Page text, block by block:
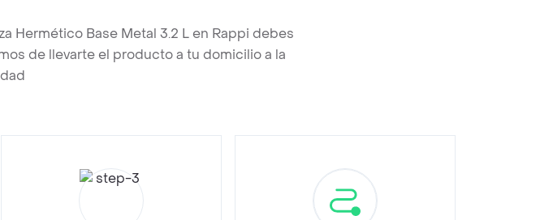
Hermético Base Metal 3.2 L en Rappi debes
de llevarte el producto a tu domicilio a la